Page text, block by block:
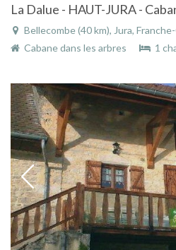
La Dalue - HAUT-JURA -
Bellecombe (40 km), Jura, Franche-
Cabane dans les arbres
1